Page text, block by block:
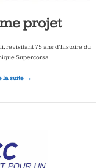
projet
revisitant 75 ans d’histoire du
Supercorsa.
la suite →